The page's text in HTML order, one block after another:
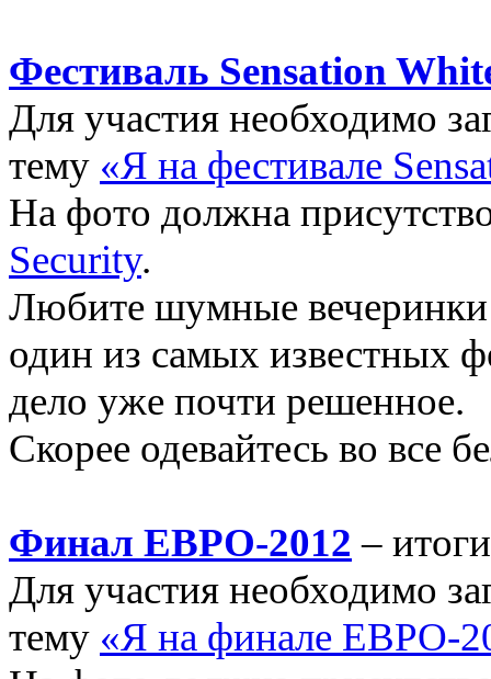
Фестиваль Sensation
Для участия необходимо
тему «Я на фестивале
На фото должна
Security.
Любите шумные вечеринки
один из самых известных
дело уже почти решенное.
Скорее одевайтесь во все
Финал ЕВРО-2012 –
Для участия необходимо
тему «Я на финале ЕВРО-